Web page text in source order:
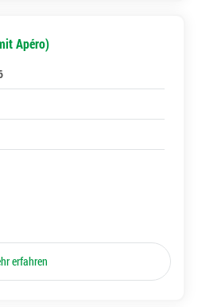
Apéro)
erfahren